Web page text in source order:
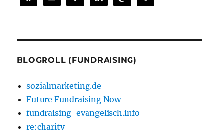
BLOGROLL (FUNDRAISING)
sozialmarketing.de
Future Fundraising Now
fundraising-evangelisch.info
re:charity